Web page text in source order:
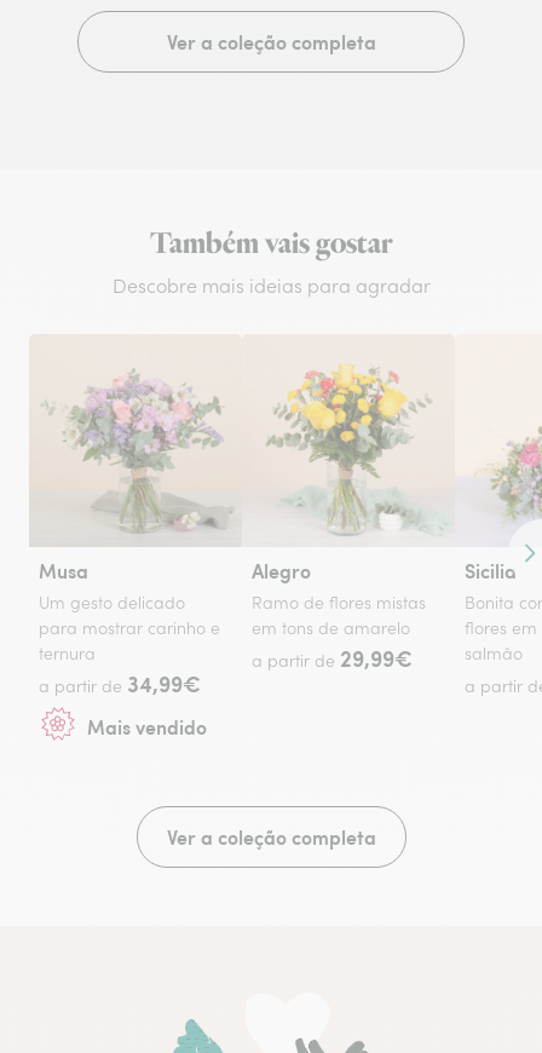
Ver a coleção completa
Também vais gostar
Descobre mais ideias para agradar
Musa
Um gesto delicado
para mostrar carinho e
ternura
a partir de 34,99€
Mais vendido
Alegro
Ramo de flores mistas
em tons de amarelo
a partir de 29,99€
Sicilia
Bonita
flores em
salmão
a partir
Ver a coleção completa